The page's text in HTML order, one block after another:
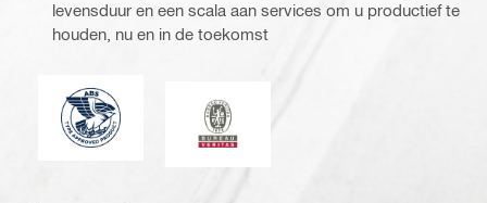
levensduur en een scala aan services om u productief te
houden, nu en in de toekomst
American Bureau of Shipping
Bureau Veritas